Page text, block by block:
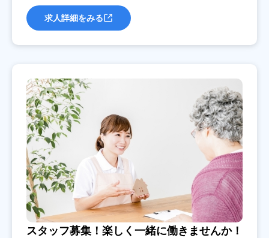
求人詳細をみる
スタッフ募集！楽しく一緒に働きませんか！